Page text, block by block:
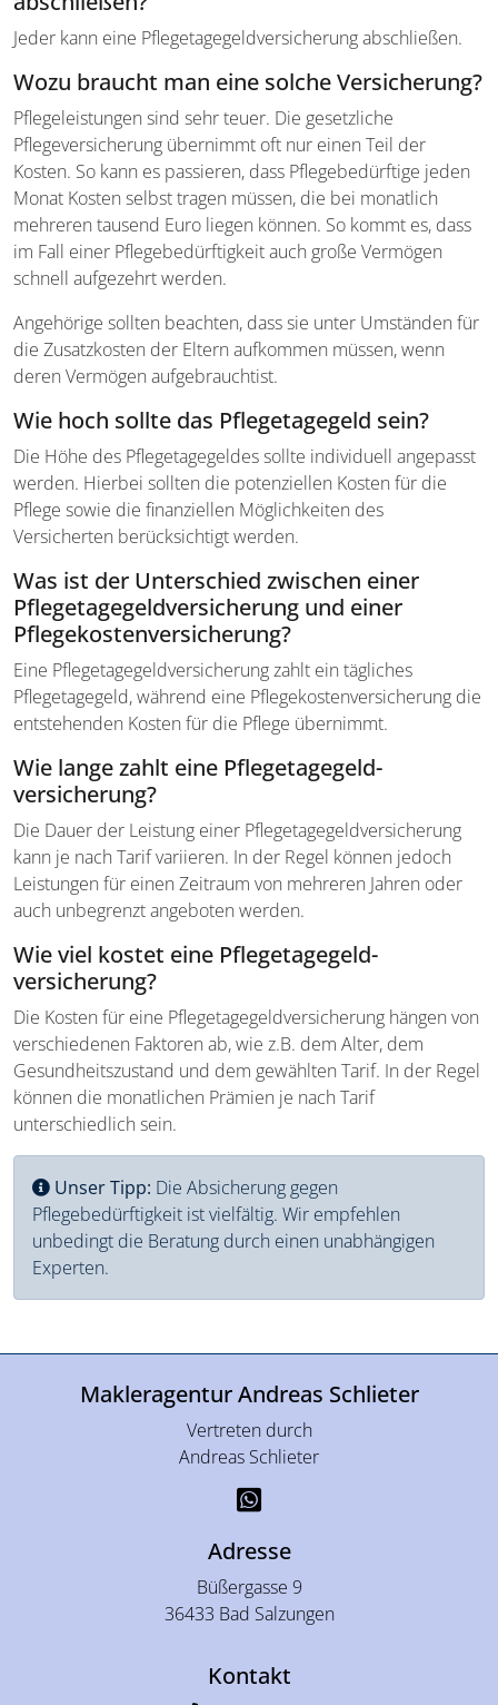
Jeder kann eine Pflegetagegeld­versicherung abschließen.
Wozu braucht man eine solche Versicherung?
Pflegeleistungen sind sehr teuer. Die gesetzliche
Pflegeversicherung übernimmt oft nur einen Teil der
Kosten. So kann es passieren, dass Pflegebedürftige jeden
Monat Kosten selbst tragen müssen, die bei monatlich
mehreren tausend Euro liegen können. So kommt es, dass
im Fall einer Pflegebedürftigkeit auch große Vermögen
schnell aufgezehrt werden.
Angehörige sollten beachten, dass sie unter Umständen für
die Zusatzkosten der Eltern aufkommen müssen, wenn
deren Vermögen aufgebrauchtist.
Wie hoch sollte das Pflegetagegeld sein?
Die Höhe des Pflegetagegeldes sollte individuell angepasst
werden. Hierbei sollten die potenziellen Kosten für die
Pflege sowie die finanziellen Möglichkeiten des
Versicherten berücksichtigt werden.
Was ist der Unterschied zwischen einer
Pflegetagegeld­versicherung und einer
Pflegekosten­versicherung?
Eine Pflegetagegeldversicherung zahlt ein tägliches
Pflegetagegeld, während eine Pflegekostenversicherung die
entstehenden Kosten für die Pflege übernimmt.
Wie lange zahlt eine Pflegetagegeld­
versicherung?
Die Dauer der Leistung einer Pflegetagegeld­versicherung
kann je nach Tarif variieren. In der Regel können jedoch
Leistungen für einen Zeitraum von mehreren Jahren oder
auch unbegrenzt angeboten werden.
Wie viel kostet eine Pflegetagegeld­
versicherung?
Die Kosten für eine Pflegetagegeld­versicherung hängen von
verschiedenen Faktoren ab, wie z.B. dem Alter, dem
Gesundheitszustand und dem gewählten Tarif. In der Regel
können die monatlichen Prämien je nach Tarif
unterschiedlich sein.
Unser Tipp: Die Absicherung gegen
Pflegebedürftigkeit ist vielfältig. Wir empfehlen
unbedingt die Beratung durch einen unabhängigen
Experten.
Makleragentur Andreas Schlieter
Vertreten durch
Andreas Schlieter
Adresse
Büßergasse 9
36433 Bad Salzungen
Kontakt